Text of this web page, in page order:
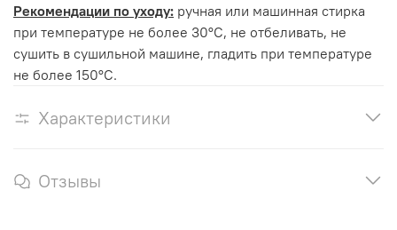
Рекомендации по уходу: ручная или машинная стирка
при температуре не более 30°С, не отбеливать, не
сушить в сушильной машине, гладить при температуре
не более 150°С.
Характеристики
Отзывы